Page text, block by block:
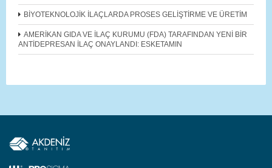
BİYOTEKNOLOJİK İLAÇLARDA PROSES GELİŞTİRME VE ÜRETİM
AMERİKAN GIDA VE İLAÇ KURUMU (FDA) TARAFINDAN YENİ BİR
ANTİDEPRESAN İLAÇ ONAYLANDI: ESKETAMIN